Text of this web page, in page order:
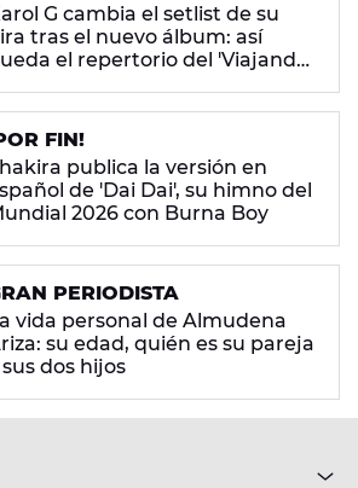
G cambia el setlist de su
tras el nuevo álbum: así
el repertorio del 'Viajando
FIN!
publica la versión en
de 'Dai Dai', su himno del
2026 con Burna Boy
PERIODISTA
vida personal de Almudena
su edad, quién es su pareja
dos hijos